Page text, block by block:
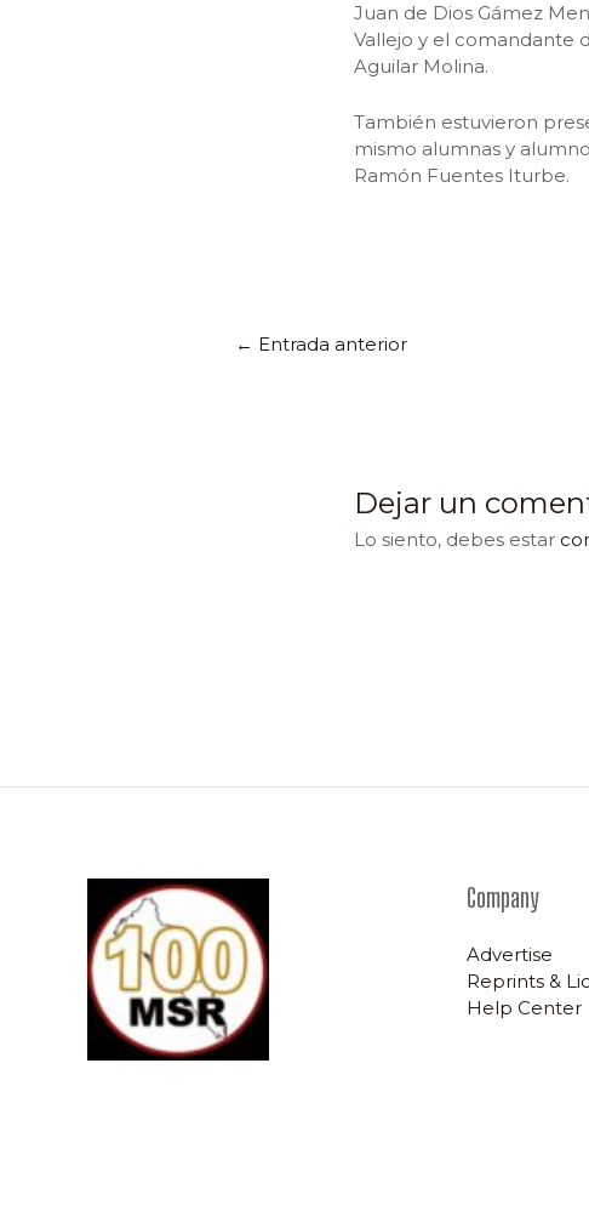
Juan de Dios Gámez
Vallejo y el comandante
Aguilar Molina.
También estuvieron
mismo alumnas y
Ramón Fuentes Iturbe.
← Entrada anterior
Dejar un
Lo siento, debes estar
Company
Advertise
Reprints &
Help Center